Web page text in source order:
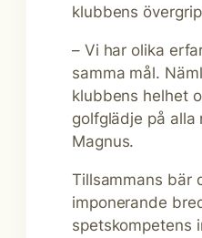
klubbens
– Vi har olika
samma mål.
klubbens helhet
golfglädje på alla
Magnus.
Tillsammans bär
imponerande
spetskompetens